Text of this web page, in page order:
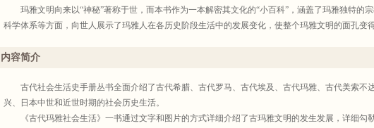
玛雅文明向来以“神秘”著称于世，而本书作为一本解密其文化的“小百科”，涵盖了玛雅独特的
科学体系等方面，向世人展示了玛雅人在各历史阶段生活中的发展变化，使整个玛雅文明的面孔
内容简介
古代社会生活史手册丛书全面介绍了古代希腊、古代罗马、古代埃及、古代玛雅、古代美索不
兴、日本中世和近世时期的社会历史生活。
《古代玛雅社会生活》一书通过文字和图片的方式详细介绍了古玛雅文明的发生发展，详细勾